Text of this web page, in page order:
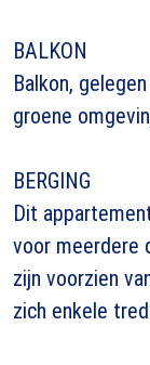
BALKON
Balkon,
groene
BERGING
Dit
voor meerdere
zijn voorzien
zich enkele